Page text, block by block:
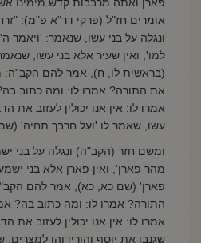
אומרים חז"ל (פרקי דר"א פ"מ):
ונגלה על בני עשו, שנאמר: 'ויאמר
למו', ואין שעיר אלא בני עשו,
(בראשית לו, ח), אמר להם הקב"ה:
את התורה? אמרו לו: ומה כתוב
אמרו לו: אין אנו יכולין לעזוב את
עשו, שאמר לו 'ועל חרבך תחיה'
ומשם חזר (הקב"ה) ונגלה על בני
מהר פארן', ואין פארן אלא בני
פארן' (שם כא, כא), אמר להם
התורה? אמרו לו: ומה כתוב בה?
אמרו לו: אין אנו יכולין לעזוב את
שגנבו את יוסף והורידוהו למצרים,